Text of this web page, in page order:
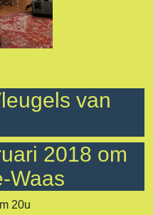
van
2018 om
Waas
20u